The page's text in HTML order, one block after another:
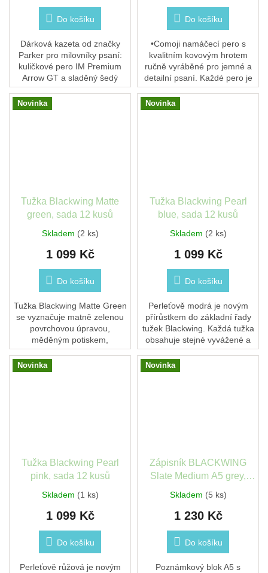
Do košíku
Dárková kazeta od značky
Parker pro milovníky psaní:
kuličkové pero IM Premium
Arrow GT a sladěný šedý
zápisník. Pero z kolekce
Pioneers Collection má tělo z
nerezové oceli...
Do košíku
•Comoji namáčecí pero s
kvalitním kovovým hrotem
ručně vyráběné pro jemné a
detailní psaní. Každé pero je
ručním mistrovským dílem
japonských řemeslníků a
jejich odborných...
Novinka
Tužka Blackwing Matte
green, sada 12 kusů
Skladem (2 ks)
1 099 Kč
Do košíku
Tužka Blackwing Matte Green
se vyznačuje matně zelenou
povrchovou úpravou,
měděným potiskem,
ikonickým hranatým
měděným zakončením a
výměnnou gumou. Je ideální
Novinka
Tužka Blackwing Pearl
blue, sada 12 kusů
Skladem (2 ks)
1 099 Kč
Do košíku
Perleťově modrá je novým
přírůstkem do základní řady
tužek Blackwing. Každá tužka
obsahuje stejné vyvážené a
hladké grafitové jádro. Je
měkčí než grafit, který se
nachází v...
Novinka
Tužka Blackwing Pearl
pink, sada 12 kusů
Skladem (1 ks)
1 099 Kč
Do košíku
Perleťově růžová je novým
Novinka
Zápisník BLACKWING
Slate Medium A5 grey,
Skladem (5 ks)
1 230 Kč
Do košíku
Poznámkový blok A5 s